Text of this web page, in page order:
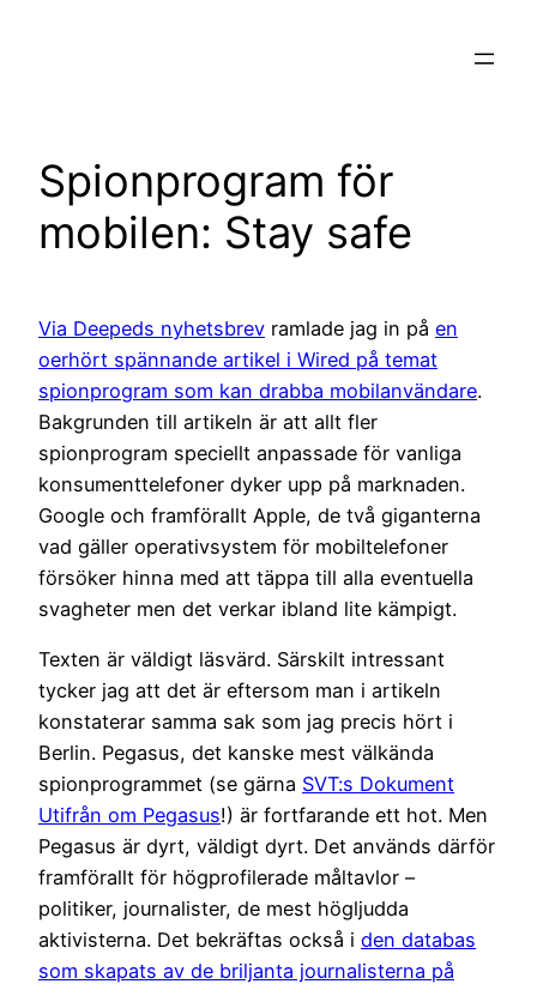
Spionprogram för
mobilen: Stay safe
Via Deepeds nyhetsbrev ramlade jag in på en
oerhört spännande artikel i Wired på temat
spionprogram som kan drabba mobilanvändare.
Bakgrunden till artikeln är att allt fler
spionprogram speciellt anpassade för vanliga
konsumenttelefoner dyker upp på marknaden.
Google och framförallt Apple, de två giganterna
vad gäller operativsystem för mobiltelefoner
försöker hinna med att täppa till alla eventuella
svagheter men det verkar ibland lite kämpigt.
Texten är väldigt läsvärd. Särskilt intressant
tycker jag att det är eftersom man i artikeln
konstaterar samma sak som jag precis hört i
Berlin. Pegasus, det kanske mest välkända
spionprogrammet (se gärna SVT:s Dokument
Utifrån om Pegasus!) är fortfarande ett hot. Men
Pegasus är dyrt, väldigt dyrt. Det används därför
framförallt för högprofilerade måltavlor –
politiker, journalister, de mest högljudda
aktivisterna. Det bekräftas också i den databas
som skapats av de briljanta journalisterna på